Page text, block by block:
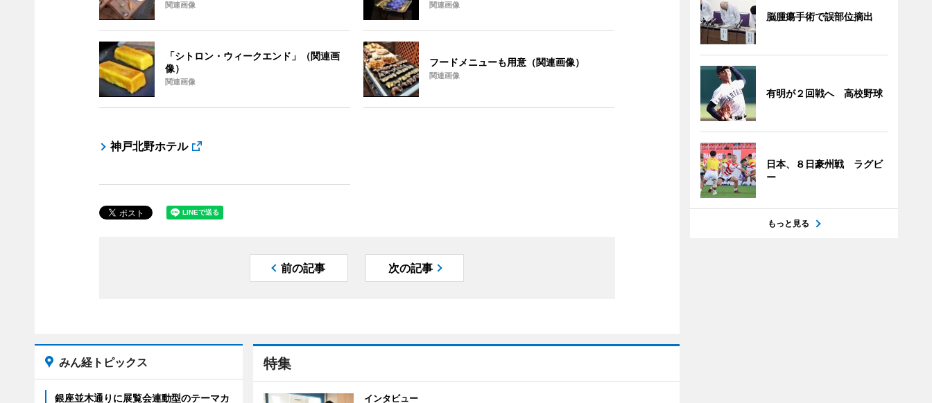
関連画像 関連画像
「シトロン・ウィークエンド」（関連画
像）
関連画像
フードメニューも用意（関連画像）
関連画像
神戸北野ホテル
前の記事 次の記事
特集
インタビュー
みん経トピックス
銀座並木通りに展覧会連動型のテーマカ
脳腫瘍手術で誤部位摘出
有明が２回戦へ 高校野球
日本、８日豪州戦 ラグビ
ー
もっと見る